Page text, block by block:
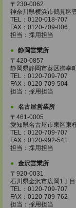
〒230-0062
神奈川県横浜市鶴見
TEL：0120-018-707
FAX：0120-709-006
担当：採用担当
静岡営業所
〒420-0857
静岡県静岡市葵区御
TEL：0120-709-707
FAX：0120-709-504
担当：採用担当
名古屋営業所
〒461-0005
愛知県名古屋市東区
TEL：0120-709-707
FAX：0120-992-541
担当：採用担当
金沢営業所
〒920-0031
石川県金沢市広岡1丁
TEL：0120-709-707
FAX：0120-709-762
担当：採用担当